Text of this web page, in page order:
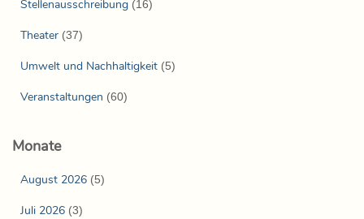
Stellenausschreibung (16)
Theater (37)
Umwelt und Nachhaltigkeit (5)
Veranstaltungen (60)
Monate
August 2026 (5)
Juli 2026 (3)